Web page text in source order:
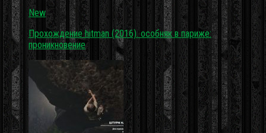
New
Прохождение hitman (2016). особняк в париже:
проникновение